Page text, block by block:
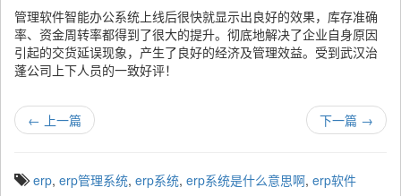
管理软件智能办公系统上线后很快就显示出良好的效果，库存准确
率、资金周转率都得到了很大的提升。彻底地解决了企业自身原因
引起的交货延误现象，产生了良好的经济及管理效益。受到武汉治
蓬公司上下人员的一致好评！
← 上一篇 下一篇 →
Terp, erp管理系统, erp系统, erp系统是什么意思啊, erp软件